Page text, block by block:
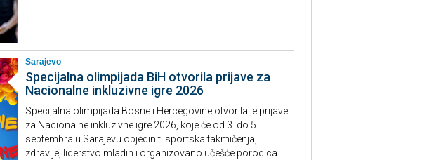
Sarajevo
Specijalna olimpijada BiH otvorila prijave za
Nacionalne inkluzivne igre 2026
Specijalna olimpijada Bosne i Hercegovine otvorila je prijave
za Nacionalne inkluzivne igre 2026, koje će od 3. do 5.
septembra u Sarajevu objediniti sportska takmičenja,
zdravlje, liderstvo mladih i organizovano učešće porodica